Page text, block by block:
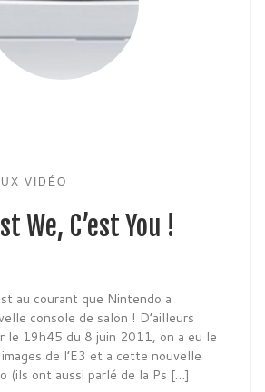
VIDÉO
We, C’est You !
au courant que Nintendo a
console de salon ! D’ailleurs
le 19h45 du 8 juin 2011, on a eu le
de l’E3 et a cette nouvelle
(ils ont aussi parlé de la Ps […]